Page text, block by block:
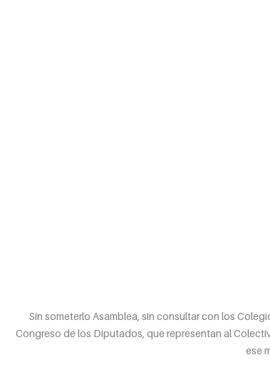
Sin someterlo Asamblea, sin consultar con los
Congreso de los Diputados, que representan al
ese